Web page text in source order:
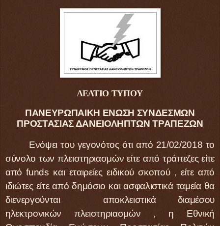
ΔΕΛΤΙΟ ΤΥΠΟΥ
ΠΑΝΕΥΡΩΠΑΙΚΗ ΕΝΩΣΗ ΣΥΝΔΕΣΜΩΝ
ΠΡΟΣΤΑΣΙΑΣ ΔΑΝΕΙΟΛΗΠΤΩΝ ΤΡΑΠΕΖΩΝ
Ενόψει του γεγονότος ότι από 21/02/2018 το
σύνολο των πλειστηριασμών είτε από τράπεζες είτε
απόfunds και εταιρείες ειδικού σκοπού , είτε από
ιδιώτες είτε από δημόσιο και ασφαλιστικά ταμεία θα
διενεργούνται αποκλειστικά διαμέσου
ηλεκτρονικών πλειστηριασμών , η Εθνική